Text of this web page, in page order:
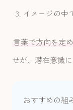
イメージの中
言葉で方向を定
せが、潜在意識
おすすめの組